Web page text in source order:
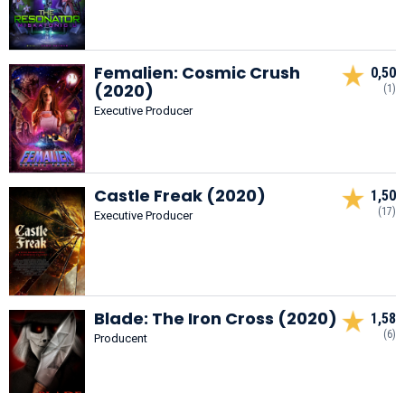
Femalien: Cosmic Crush
(2020)
Executive Producer
0,50
(1)
Castle Freak (2020)
Executive Producer
1,50
(17)
Blade: The Iron Cross (2020)
Producent
1,58
(6)